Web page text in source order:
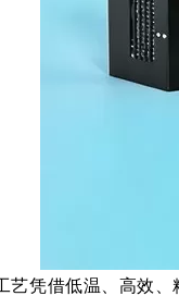
借低温、高效、精